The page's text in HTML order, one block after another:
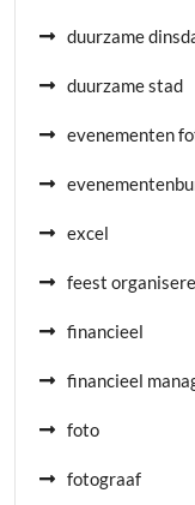
duurzame
duurzame stad
evenementen
excel
feest
financieel
financieel
foto
fotograaf